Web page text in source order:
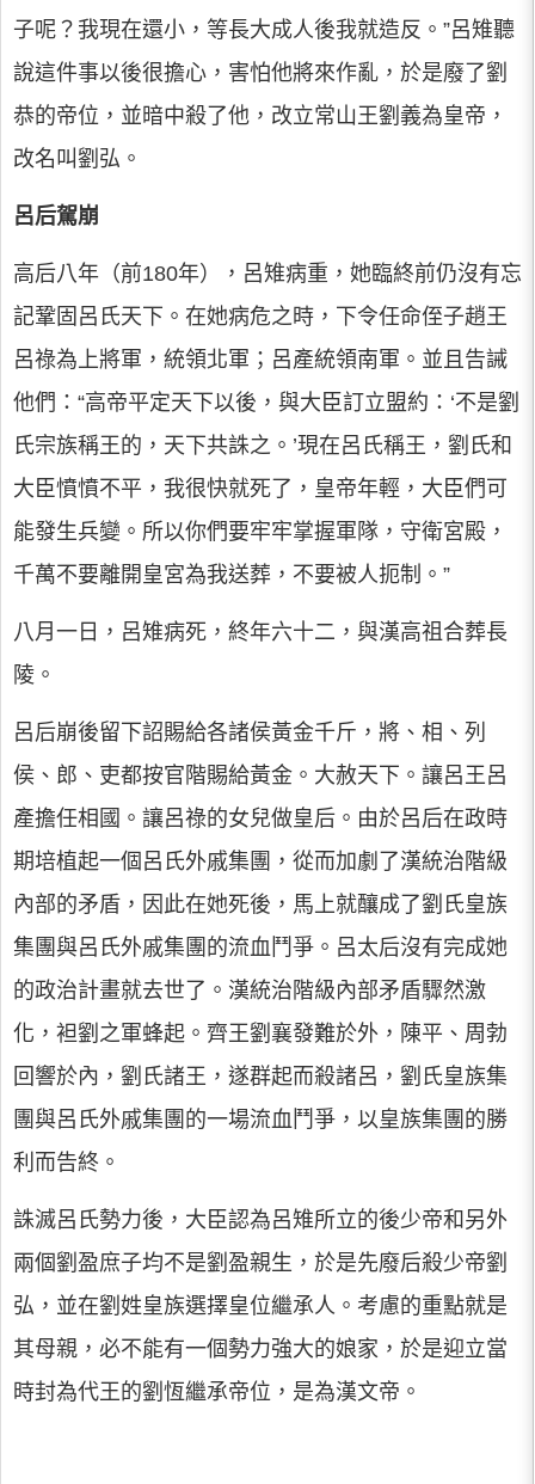
子呢？我現在還小，等長大成人後我就造反。”呂雉聽
說這件事以後很擔心，害怕他將來作亂，於是廢了劉
恭的帝位，並暗中殺了他，改立常山王劉義為皇帝，
改名叫劉弘。
呂后駕崩
高后八年（前180年），呂雉病重，她臨終前仍沒有忘
記鞏固呂氏天下。在她病危之時，下令任命侄子趙王
呂祿為上將軍，統領北軍；呂產統領南軍。並且告誡
他們：“高帝平定天下以後，與大臣訂立盟約：‘不是劉
氏宗族稱王的，天下共誅之。’現在呂氏稱王，劉氏和
大臣憤憤不平，我很快就死了，皇帝年輕，大臣們可
能發生兵變。所以你們要牢牢掌握軍隊，守衛宮殿，
千萬不要離開皇宮為我送葬，不要被人扼制。”
八月一日，呂雉病死，終年六十二，與漢高祖合葬長
陵。
呂后崩後留下詔賜給各諸侯黃金千斤，將、相、列
侯、郎、吏都按官階賜給黃金。大赦天下。讓呂王呂
產擔任相國。讓呂祿的女兒做皇后。由於呂后在政時
期培植起一個呂氏外戚集團，從而加劇了漢統治階級
內部的矛盾，因此在她死後，馬上就釀成了劉氏皇族
集團與呂氏外戚集團的流血鬥爭。呂太后沒有完成她
的政治計畫就去世了。漢統治階級內部矛盾驟然激
化，袒劉之軍蜂起。齊王劉襄發難於外，陳平、周勃
回響於內，劉氏諸王，遂群起而殺諸呂，劉氏皇族集
團與呂氏外戚集團的一場流血鬥爭，以皇族集團的勝
利而告終。
誅滅呂氏勢力後，大臣認為呂雉所立的後少帝和另外
兩個劉盈庶子均不是劉盈親生，於是先廢后殺少帝劉
弘，並在劉姓皇族選擇皇位繼承人。考慮的重點就是
其母親，必不能有一個勢力強大的娘家，於是迎立當
時封為代王的劉恆繼承帝位，是為漢文帝。